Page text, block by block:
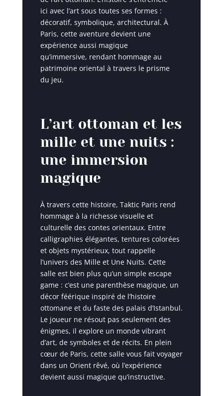
ici avec l’art sous toutes ses formes :
décoratif, symbolique, architectural. À
Paris, cette aventure devient une
expérience aussi magique
qu’immersive, rendant hommage au
patrimoine oriental à travers le prisme
du jeu.
L’art ottoman et les
mille et une nuits :
une immersion
magique
À travers cette histoire, Taktic Paris rend
hommage à la richesse visuelle et
culturelle des contes orientaux. Entre
calligraphies élégantes, tentures colorées
et objets mystérieux, tout rappelle
l’univers des Mille et Une Nuits. Cette
salle est bien plus qu’un simple escape
game : c’est une parenthèse magique, un
décor féérique inspiré de l’histoire
ottomane et du faste des palais d’Istanbul.
Le joueur ne résout pas seulement des
énigmes, il explore un monde vibrant
d’art, de symboles et de récits. En plein
cœur de Paris, cette salle vous fait voyager
dans un Orient rêvé, où l’expérience
devient aussi magique qu’instructive.